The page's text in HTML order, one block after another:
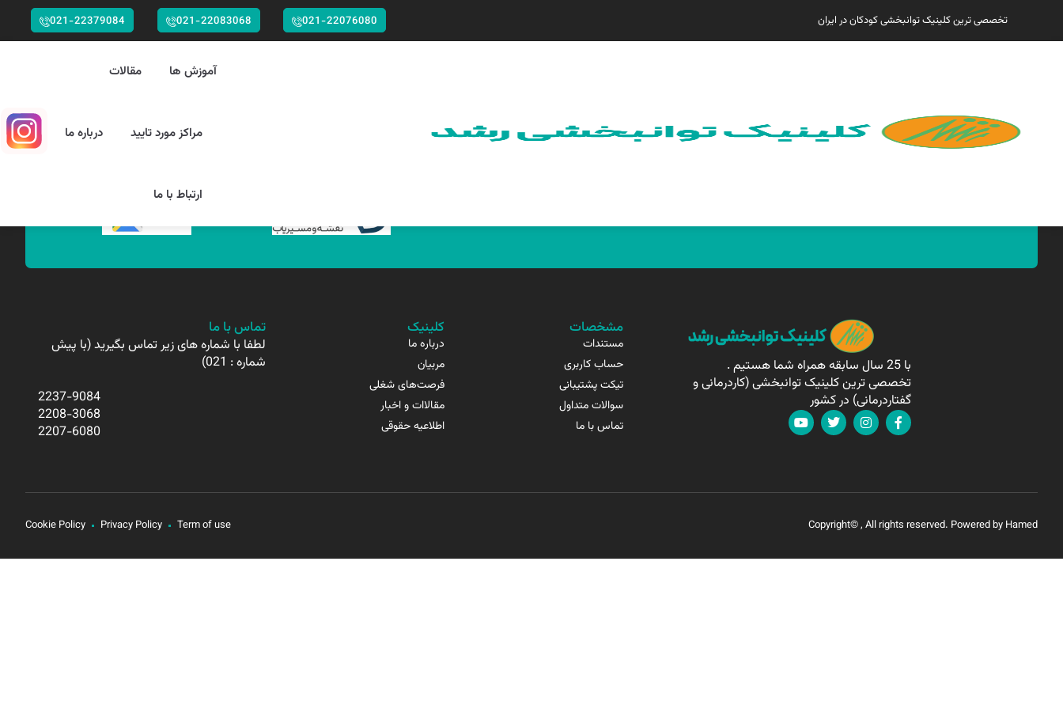
تخصصی ترین کلینیک توانبخشی کودکان در ایران 021-22076080
021-22083068
021-22379084
آموزش ها مقالات
مراکز مورد تایید درباره ما
ارتباط با ما
با 25 سال سابقه همراه شما هستیم .
تخصصی ترین کلینیک توانبخشی (کاردرمانی و
گفتاردرمانی) در کشور
مشخصات
مستندات
حساب کاربری
تیکت پشتیبانی
سوالات متداول
تماس با ما
کلینیک
درباره ما
مربیان
فرصت‌های شغلی
مقالاات و اخبار
اطلاعیه حقوقی
تماس با ما
لطفا با شماره های زیر تماس بگیرید (با پیش
شماره : 021)
2237-9084
2208-3068
2207-6080
Copyright© , All rights reserved. Powered by Hamed
Term of use
Privacy Policy
Cookie Policy